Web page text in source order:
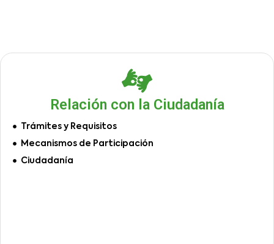
Relación con la Ciudadanía
Trámites y Requisitos
Mecanismos de Participación
Ciudadanía